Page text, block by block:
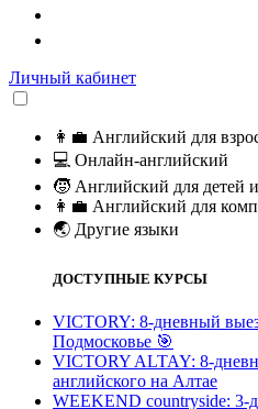
Личный кабинет
👩‍💼 Английский для
💻 Онлайн-английский
🧒 Английский для детей
👩‍💼 Английский для
🌏 Другие языки
ДОСТУПНЫЕ КУРСЫ
VICTORY: 8-дневный
Подмосковье 🎯
VICTORY ALTAY: 8-
английского на Алтае
WEEKEND countryside: 3-